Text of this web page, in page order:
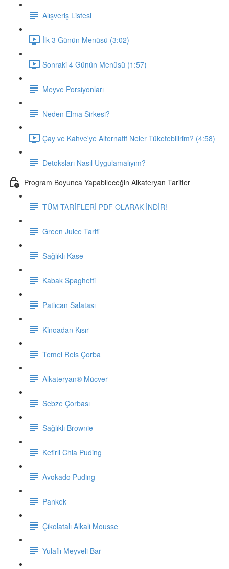
Alışveriş Listesi
İlk 3 Günün Menüsü (3:02)
Sonraki 4 Günün Menüsü (1:57)
Meyve Porsiyonları
Neden Elma Sirkesi?
Çay ve Kahve'ye Alternatif Neler Tüketebilirim? (4:58)
Detoksları Nasıl Uygulamalıyım?
Program Boyunca Yapabileceğin Alkateryan Tarifler
TÜM TARİFLERİ PDF OLARAK İNDİR!
Green Juice Tarifi
Sağlıklı Kase
Kabak Spaghetti
Patlıcan Salatası
Kinoadan Kısır
Temel Reis Çorba
Alkateryan® Mücver
Sebze Çorbası
Sağlıklı Brownie
Kefirli Chia Puding
Avokado Puding
Pankek
Çikolatalı Alkali Mousse
Yulaflı Meyveli Bar